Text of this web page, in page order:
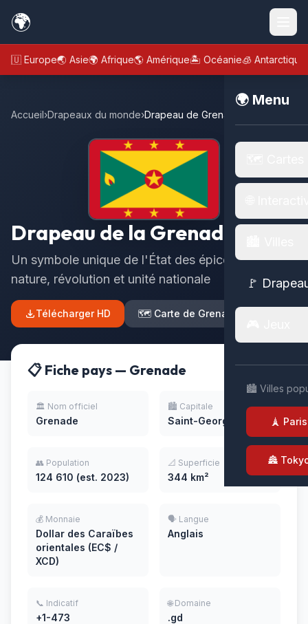
🌍
🇪🇺 Europe🌏 Asie🌍 Afrique🌎 Amérique🏝️ Océanie🧊 Antarctique
🌍 Menu
🚩
🏙️ Villes
🗼 Paris
🏯
Accueil›Drapeaux du monde›Drapeau de Grenade
Drapeau de la Grenade
Un symbole unique de l'État des épices, mêlant
nature, révolution et unité nationale
Télécharger HD 🗺️ Carte de Grenade
📋 Fiche pays — Grenade
🏛️ Nom officiel
Grenade
🏙️ Capitale
Saint-Georges
👥 Population
124 610 (est. 2023)
📐 Superficie
344 km²
💰 Monnaie
Dollar des Caraïbes
orientales (EC$ /
XCD)
🗣️ Langue
Anglais
📞 Indicatif
+1-473
🌐 Domaine
.gd